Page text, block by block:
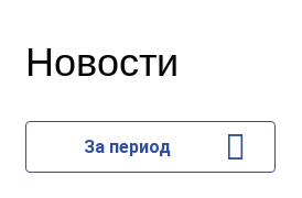
Новости
За период